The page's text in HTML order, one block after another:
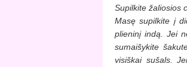
Supilkite žaliosios
Masę supilkite į
plieninį indą. Jei
sumaišykite
visiškai sušals.